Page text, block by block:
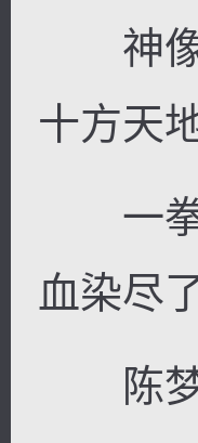
神像
十方天
一拳
血染尽
陈梦